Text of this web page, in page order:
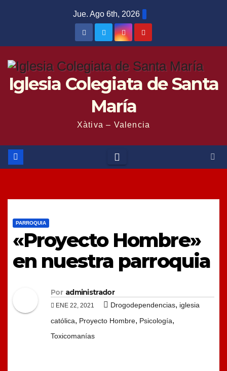
Jue. Ago 6th, 2026
Iglesia Colegiata de Santa
María
Xàtiva – Valencia
PARROQUIA
«Proyecto Hombre»
en nuestra parroquia
Por administrador
ENE 22, 2021 Drogodependencias, iglesia
católica, Proyecto Hombre, Psicología,
Toxicomanías